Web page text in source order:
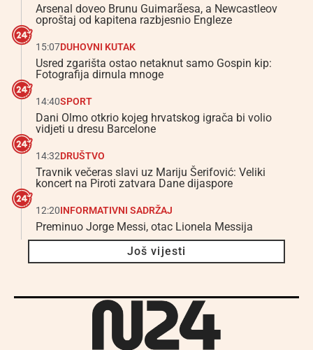
Arsenal doveo Brunu Guimarãesa, a Newcastleov
oproštaj od kapitena razbjesnio Engleze
15:07DUHOVNI KUTAK
Usred zgarišta ostao netaknut samo Gospin kip:
Fotografija dirnula mnoge
14:40SPORT
Dani Olmo otkrio kojeg hrvatskog igrača bi volio
vidjeti u dresu Barcelone
14:32DRUŠTVO
Travnik večeras slavi uz Mariju Šerifović: Veliki
koncert na Piroti zatvara Dane dijaspore
12:20INFORMATIVNI SADRŽAJ
Preminuo Jorge Messi, otac Lionela Messija
Još vijesti